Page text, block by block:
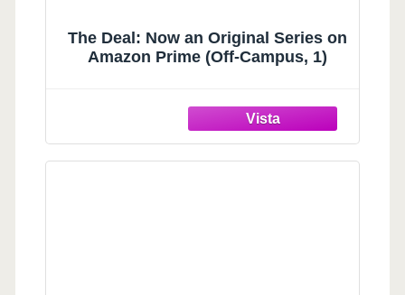
The Deal: Now an Original Series on
Amazon Prime (Off-Campus, 1)